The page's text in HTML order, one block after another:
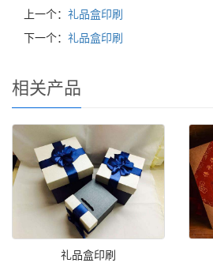
上一个： 礼品盒印刷
下一个： 礼品盒印刷
相关产品
礼品盒印刷